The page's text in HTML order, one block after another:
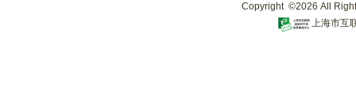
Copyright ©2026 All
上海市互